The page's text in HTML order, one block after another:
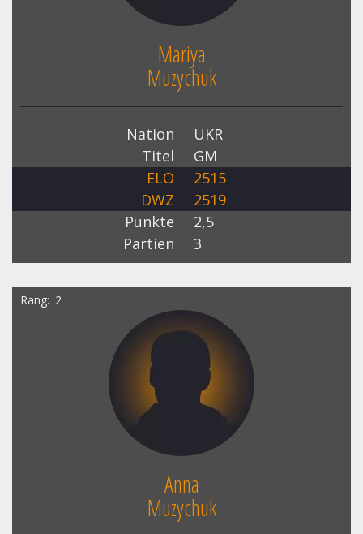
Mariya
Muzychuk
Nation
UKR
Titel
GM
ELO
2515
DWZ
2519
Punkte
2,5
Partien
3
Rang 2
Anna
Muzychuk